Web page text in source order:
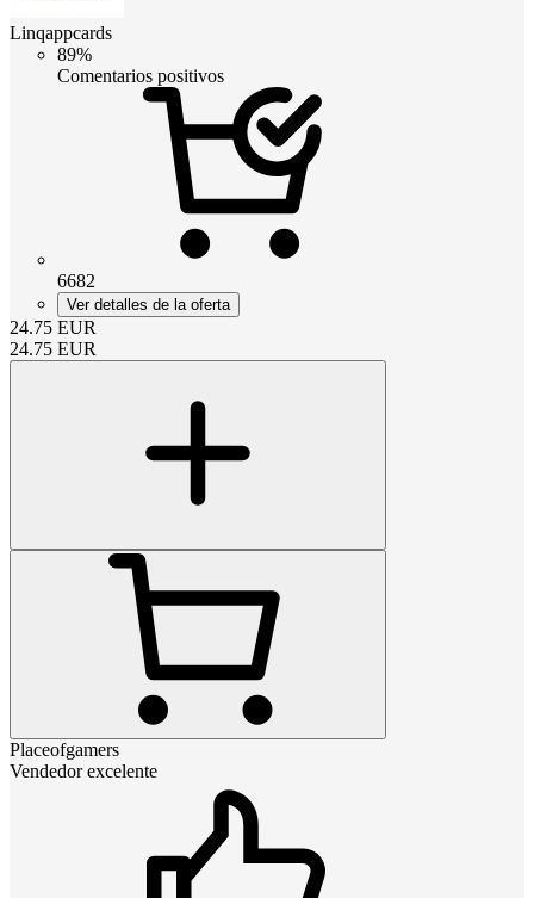
Linqappcards
89%
Comentarios positivos
6682
Ver detalles de la oferta
24.75 EUR
24.75 EUR
Placeofgamers
Vendedor excelente